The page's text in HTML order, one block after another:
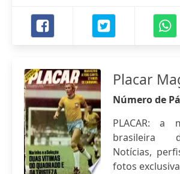
Placar
Número de
PLACAR: a
brasileira
Notícias,
fotos